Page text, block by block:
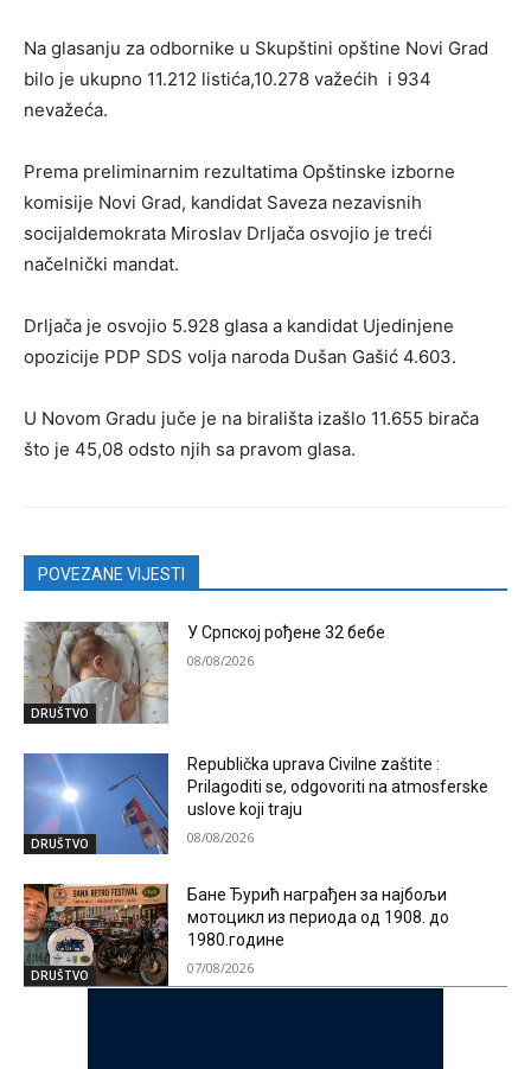
Na glasanju za odbornike u Skupštini opštine Novi Grad
bilo je ukupno 11.212 listića,10.278 važećih i 934
nevažeća.
Prema preliminarnim rezultatima Opštinske izborne
komisije Novi Grad, kandidat Saveza nezavisnih
socijaldemokrata Miroslav Drljača osvojio je treći
načelnički mandat.
Drljača je osvojio 5.928 glasa a kandidat Ujedinjene
opozicije PDP SDS volja naroda Dušan Gašić 4.603.
U Novom Gradu juče je na birališta izašlo 11.655 birača
što je 45,08 odsto njih sa pravom glasa.
POVEZANE VIJESTI
DRUŠTVO
У Српској рођене 32 бебе
08/08/2026
DRUŠTVO
Republička uprava Civilne zaštite :
Prilagoditi se, odgovoriti na atmosferske
uslove koji traju
08/08/2026
DRUŠTVO
Бане Ђурић награђен за најбољи
мотоцикл из периода од 1908. до
1980.године
07/08/2026